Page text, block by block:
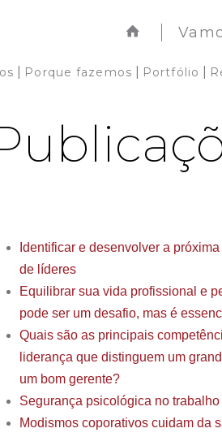
Porque fazemos Portfólio
Identificar e desenvolver a
de líderes
Equilibrar sua vida profissional e
pode ser um desafio, mas é
Quais são as principais
liderança que distinguem um
um bom gerente?
Segurança psicológica no trabalho
Modismos coporativos cuidam da